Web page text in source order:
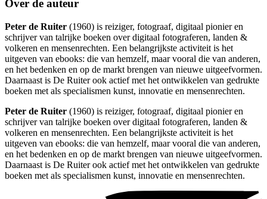
Over de auteur
Peter de Ruiter (1960) is reiziger, fotograaf, digitaal pionier en
schrijver van talrijke boeken over digitaal fotograferen, landen &
volkeren en mensenrechten. Een belangrijkste activiteit is het
uitgeven van ebooks: die van hemzelf, maar vooral die van anderen,
en het bedenken en op de markt brengen van nieuwe uitgeefvormen.
Daarnaast is De Ruiter ook actief met het ontwikkelen van gedrukte
boeken met als specialismen kunst, innovatie en mensenrechten.
Peter de Ruiter (1960) is reiziger, fotograaf, digitaal pionier en
schrijver van talrijke boeken over digitaal fotograferen, landen &
volkeren en mensenrechten. Een belangrijkste activiteit is het
uitgeven van ebooks: die van hemzelf, maar vooral die van anderen,
en het bedenken en op de markt brengen van nieuwe uitgeefvormen.
Daarnaast is De Ruiter ook actief met het ontwikkelen van gedrukte
boeken met als specialismen kunst, innovatie en mensenrechten.